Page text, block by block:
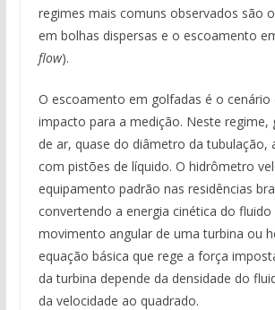
regimes mais comuns observados são
em bolhas dispersas e o escoamento
flow).
O escoamento em golfadas é o cenário
impacto para a medição. Neste regime,
de ar, quase do diâmetro da tubulação,
com pistões de líquido. O hidrômetro
equipamento padrão nas residências
convertendo a energia cinética do fluido
movimento angular de uma turbina ou
equação básica que rege a força
da turbina depende da densidade do
da velocidade ao quadrado.